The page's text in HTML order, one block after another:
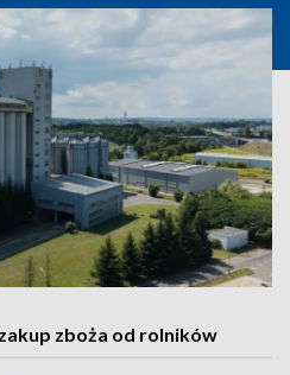
zboża od rolników